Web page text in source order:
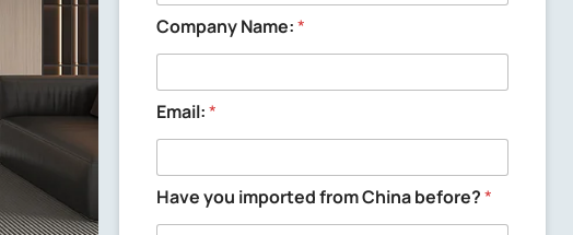
Company Name:*
Email:*
p
l
a
Have you imported from China before?*